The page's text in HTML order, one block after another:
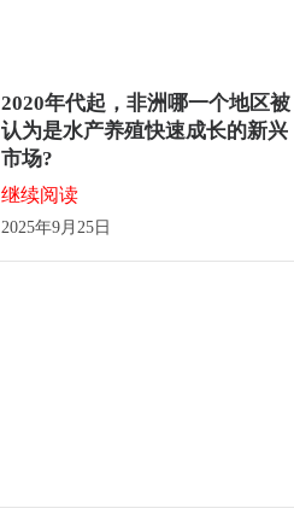
2020年代起，非洲哪一个地区被
认为是水产养殖快速成长的新兴
市场?
继续阅读
2025年9月25日